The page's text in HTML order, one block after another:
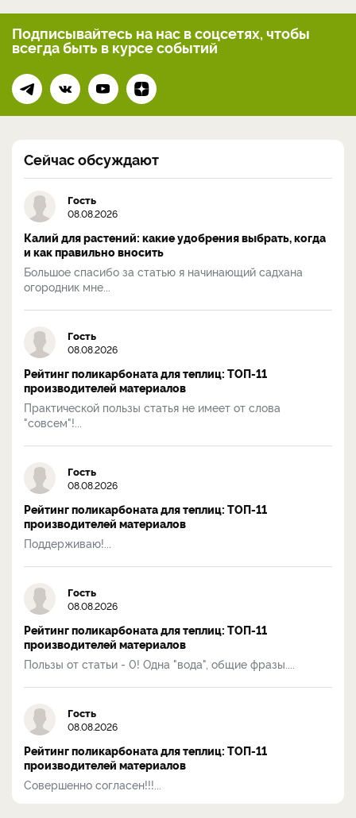
Подписывайтесь на нас в соцсетях, чтобы
всегдабыть в курсе событий
Сейчас обсуждают
Гость
08.08.2026
Калий для растений: какие удобрения выбрать, когда
и как правильно вносить
Большое спасибо за статью я начинающий садхана
огородник мне...
Гость
08.08.2026
Рейтинг поликарбоната для теплиц: ТОП-11
производителей материалов
Практической пользы статья не имеет от слова
"совсем"!...
Гость
08.08.2026
Рейтинг поликарбоната для теплиц: ТОП-11
производителей материалов
Поддерживаю!...
Гость
08.08.2026
Рейтинг поликарбоната для теплиц: ТОП-11
производителей материалов
Пользы от статьи - 0! Одна "вода", общие фразы....
Гость
08.08.2026
Рейтинг поликарбоната для теплиц: ТОП-11
производителей материалов
Совершенно согласен!!!...